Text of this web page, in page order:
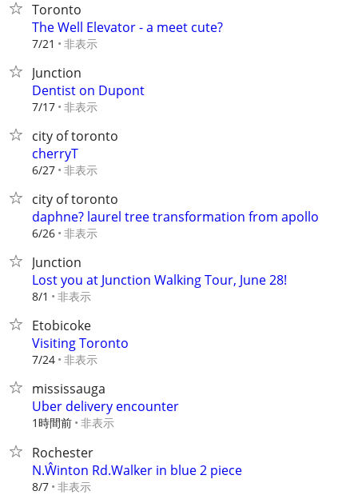
Toronto
The Well Elevator - a meet cute?
7/21 非表示
Junction
Dentist on Dupont
7/17 非表示
city of toronto
cherryT
6/27 非表示
city of toronto
daphne? laurel tree transformation from apollo
6/26 非表示
Junction
Lost you at Junction Walking Tour, June 28!
8/1 非表示
Etobicoke
Visiting Toronto
7/24 非表示
mississauga
Uber delivery encounter
1時間前 非表示
Rochester
N.Ŵinton Rd.Walker in blue 2 piece
8/7 非表示